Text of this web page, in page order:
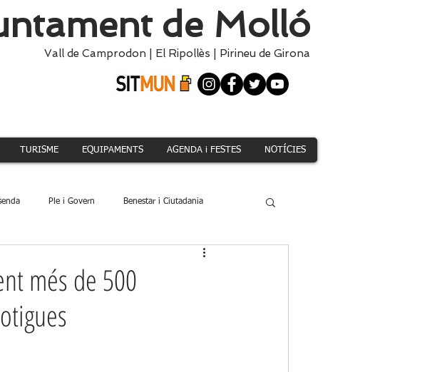
de Molló
Vall de Camprodon El Ripollès Pirineu de Girona
TURISME EQUIPAMENTS AGENDA i FESTES NOTÍCIES
Ple i Govern Benestar i Ciutadania
Acció Climàtica i Medi Natural
més de 500